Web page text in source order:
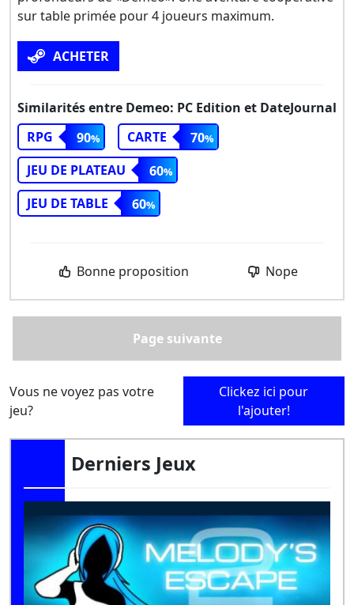
sur table primée pour 4 joueurs maximum.
ACHETER
Similarités entre Demeo: PC Edition et DateJournal
RPG
90 CARTE
70
JEU DE PLATEAU
60
JEU DE TABLE
60
Bonne proposition Nope
Page suivante
Vous ne voyez pas votre
jeu?
Clickez ici pour
l'ajouter!
Derniers Jeux